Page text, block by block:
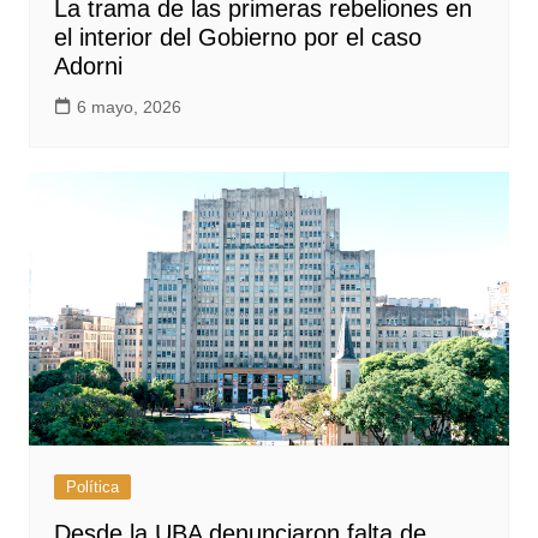
La trama de las primeras rebeliones en
el interior del Gobierno por el caso
Adorni
6 mayo, 2026
Política